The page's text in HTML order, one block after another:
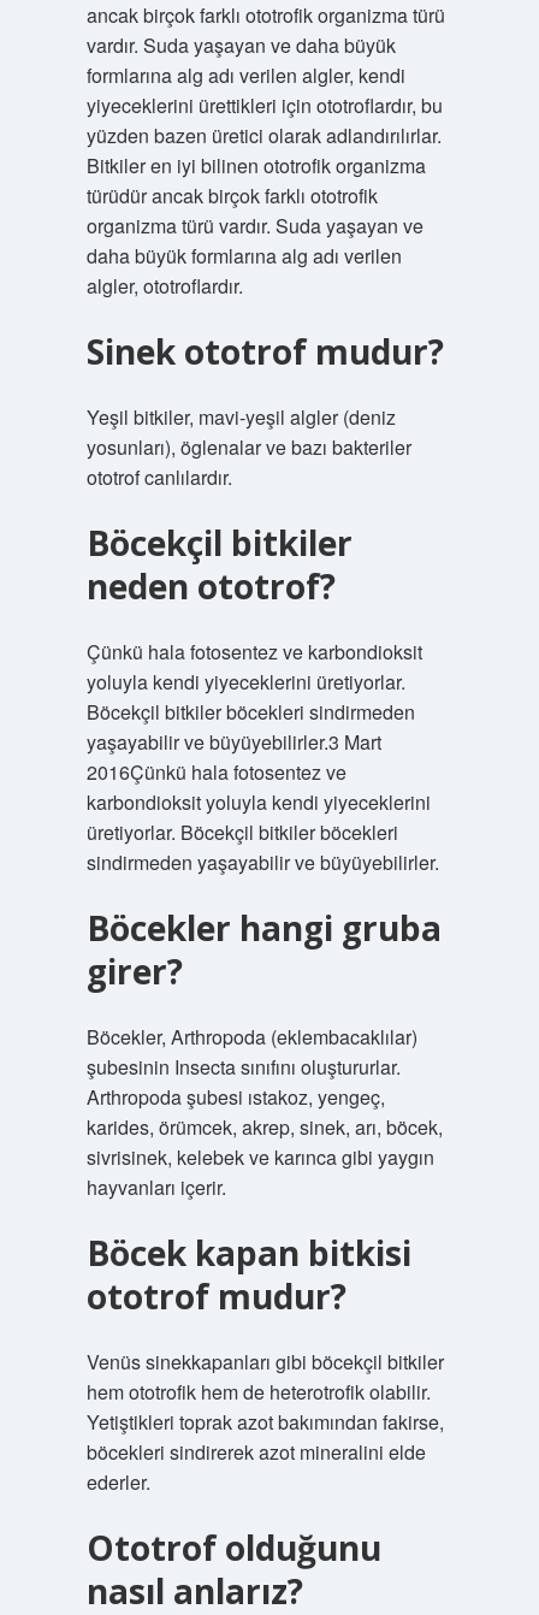
ancak birçok farklı ototrofik organizma türü
vardır. Suda yaşayan ve daha büyük
formlarına alg adı verilen algler, kendi
yiyeceklerini ürettikleri için ototroflardır, bu
yüzden bazen üretici olarak adlandırılırlar.
Bitkiler en iyi bilinen ototrofik organizma
türüdür ancak birçok farklı ototrofik
organizma türü vardır. Suda yaşayan ve
daha büyük formlarına alg adı verilen
algler, ototroflardır.
Sinek ototrof mudur?
Yeşil bitkiler, mavi-yeşil algler (deniz
yosunları), öglenalar ve bazı bakteriler
ototrof canlılardır.
Böcekçil bitkiler
neden ototrof?
Çünkü hala fotosentez ve karbondioksit
yoluyla kendi yiyeceklerini üretiyorlar.
Böcekçil bitkiler böcekleri sindirmeden
yaşayabilir ve büyüyebilirler.3 Mart
2016Çünkü hala fotosentez ve
karbondioksit yoluyla kendi yiyeceklerini
üretiyorlar. Böcekçil bitkiler böcekleri
sindirmeden yaşayabilir ve büyüyebilirler.
Böcekler hangi gruba
girer?
Böcekler, Arthropoda (eklembacaklılar)
şubesinin Insecta sınıfını oluştururlar.
Arthropoda şubesi ıstakoz, yengeç,
karides, örümcek, akrep, sinek, arı, böcek,
sivrisinek, kelebek ve karınca gibi yaygın
hayvanları içerir.
Böcek kapan bitkisi
ototrof mudur?
Venüs sinekkapanları gibi böcekçil bitkiler
hem ototrofik hem de heterotrofik olabilir.
Yetiştikleri toprak azot bakımından fakirse,
böcekleri sindirerek azot mineralini elde
ederler.
Ototrof olduğunu
nasıl anlarız?